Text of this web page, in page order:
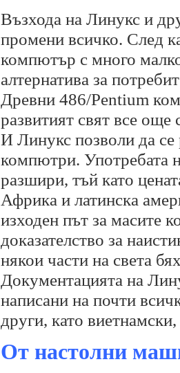
Възхода на Линукс и
промени всичко. След
компютър с много
алтернатива за
Древни 486/Pentium
развитият свят все още
И Линукс позволи да се
компютри. Употребата
разшири, тъй като
Африка и латинска
изходен път за масите
доказателство за
някои части на света
Документацията на
написани на почти
други, като
От настолни